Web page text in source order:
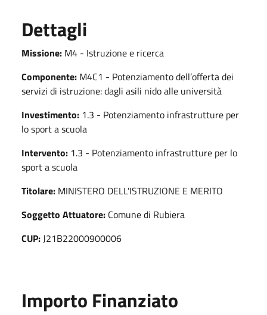
Dettagli
Missione: M4 - Istruzione e ricerca
Componente: M4C1 - Potenziamento dell’offerta dei
servizi di istruzione: dagli asili nido alle università
Investimento: 1.3 - Potenziamento infrastrutture per
lo sport a scuola
Intervento: 1.3 - Potenziamento infrastrutture per lo
sport a scuola
Titolare: MINISTERO DELL'ISTRUZIONE E MERITO
Soggetto Attuatore: Comune di Rubiera
CUP: J21B22000900006
Importo Finanziato